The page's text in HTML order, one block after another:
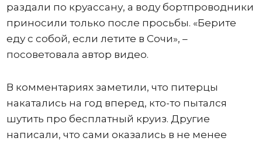
раздали по круассану, а воду бортпроводники
приносили только после просьбы. «Берите
еду с собой, если летите в Сочи», –
посоветовала автор видео.
В комментариях заметили, что питерцы
накатались на год вперед, кто-то пытался
шутить про бесплатный круиз. Другие
написали, что сами оказались в не менее